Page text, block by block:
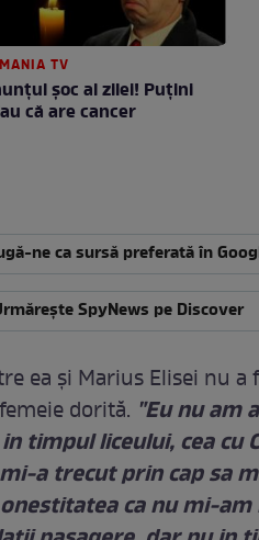
TV
şoc al zilei! Puţini
că are cancer
ne ca sursă preferată în
SpyNews pe Discover
ea şi Marius Elisei nu
dorită. "Eu nu am
timpul liceului, cea cu
a trecut prin cap sa
ca nu mi-